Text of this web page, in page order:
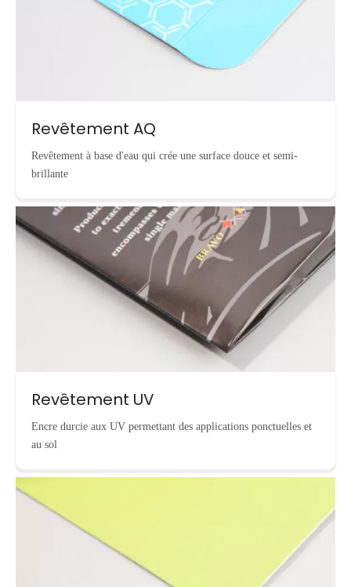
Revêtement AQ
Revêtement à base d'eau qui crée une surface douce et semi-
brillante
Revêtement UV
Encre durcie aux UV permettant des applications ponctuelles et
au sol